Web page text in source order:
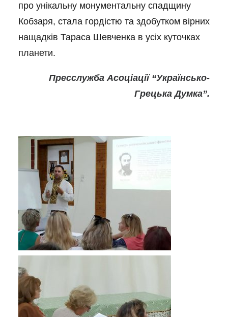
про унікальну монументальну спадщину
Кобзаря, стала гордістю та здобутком вірних
нащадків Тараса Шевченка в усіх куточках
планети.
Пресслужба Асоціації “Українсько-
Грецька Думка”.